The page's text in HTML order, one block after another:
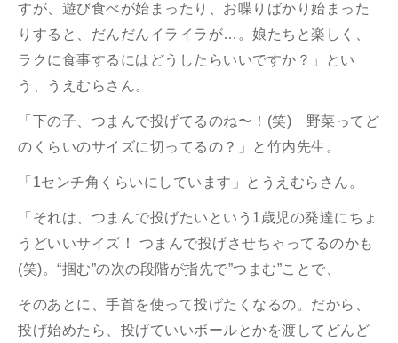
すが、遊び食べが始まったり、お喋りばかり始まった
りすると、だんだんイライラが…。娘たちと楽しく、
ラクに食事するにはどうしたらいいですか？」とい
う、うえむらさん。
「下の子、つまんで投げてるのね〜！(笑) 野菜ってど
のくらいのサイズに切ってるの？」と竹内先生。
「1センチ角くらいにしています」とうえむらさん。
「それは、つまんで投げたいという1歳児の発達にちょ
うどいいサイズ！ つまんで投げさせちゃってるのかも
(笑)。“掴む”の次の段階が指先で”つまむ”ことで、
そのあとに、手首を使って投げたくなるの。だから、
投げ始めたら、投げていいボールとかを渡してどんど